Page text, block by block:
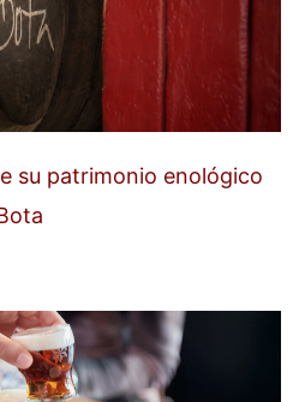
su patrimonio enológico